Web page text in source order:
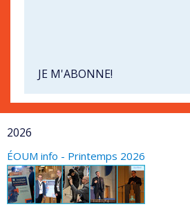
JE M'ABONNE!
2026
ÉOUM info - Printemps 2026